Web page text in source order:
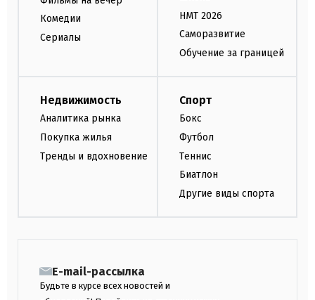
Комедии
Сериалы
НМТ 2026
Саморазвитие
Обучение за границей
Недвижимость
Аналитика рынка
Покупка жилья
Тренды и вдохновение
Спорт
Бокс
Футбол
Теннис
Биатлон
Другие виды спорта
E-mail-рассылка
Будьте в курсе всех новостей и